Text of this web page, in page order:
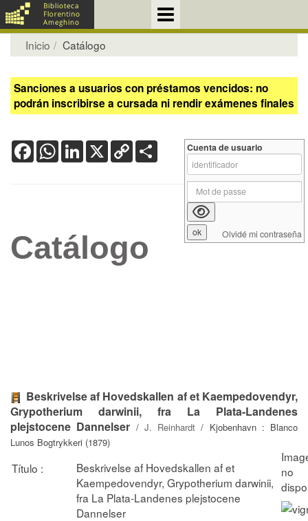
Inicio Catálogo
Sanciones a usuarios con préstamos vencidos: no
podrán inscribirse a cursada ni rendir exámenes finales
FacebookWhatsApp
LinkedIn
X Copy
Link
Catálogo
Beskrivelse af Hovedskallen af et Kaempedovendyr,
Grypotherium darwinii, fra La Plata-Landenes
plejstocene Dannelser / J. Reinhardt / Kjobenhavn : Blanco
Lunos Bogtrykkeri (1879)
Título :
Beskrivelse af Hovedskallen af et
Kaempedovendyr, Grypotherium darwinii,
fra La Plata-Landenes plejstocene
Dannelser
Cuenta de usuario
Olvidé mi contraseña